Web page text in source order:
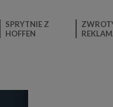
SPRYTNIE Z
HOFFEN